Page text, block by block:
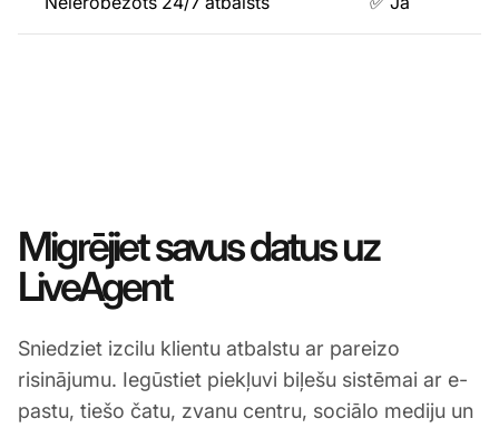
Migrējiet savus datus uz
LiveAgent
Sniedziet izcilu klientu atbalstu ar pareizo
risinājumu. Iegūstiet piekļuvi biļešu sistēmai ar e-
pastu, tiešo čatu, zvanu centru, sociālo mediju un